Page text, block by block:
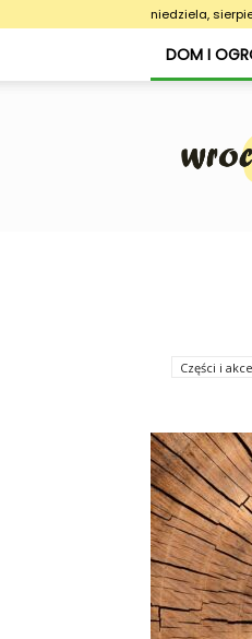
niedziela,
DOM I
Części i